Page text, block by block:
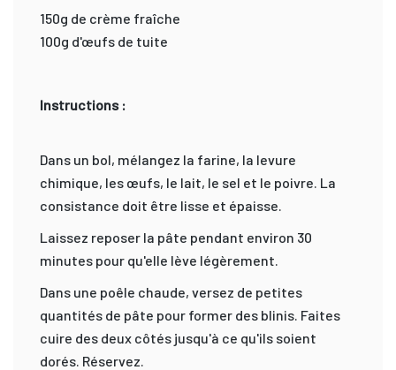
150g de crème fraîche
100g d'œufs de tuite
Instructions :
Dans un bol, mélangez la farine, la levure
chimique, les œufs, le lait, le sel et le poivre. La
consistance doit être lisse et épaisse.
Laissez reposer la pâte pendant environ 30
minutes pour qu'elle lève légèrement.
Dans une poêle chaude, versez de petites
quantités de pâte pour former des blinis. Faites
cuire des deux côtés jusqu'à ce qu'ils soient
dorés. Réservez.